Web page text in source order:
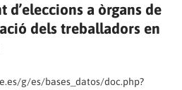
d’eleccions a òrgans de
dels treballadors en
g/es/bases_datos/doc.php?